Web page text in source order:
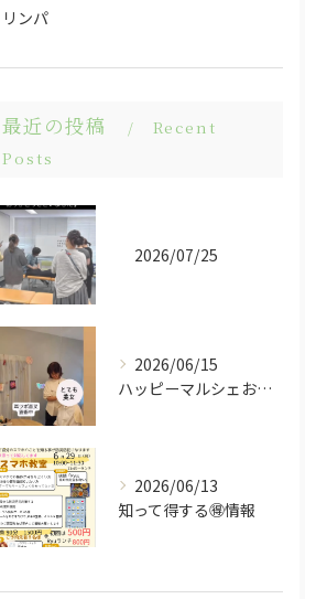
リンパ
最近の投稿
Recent
Posts
2026/07/25
2026/06/15
ハッピーマルシェお越しくださりありがとうございました😊
2026/06/13
知って得する🉐情報